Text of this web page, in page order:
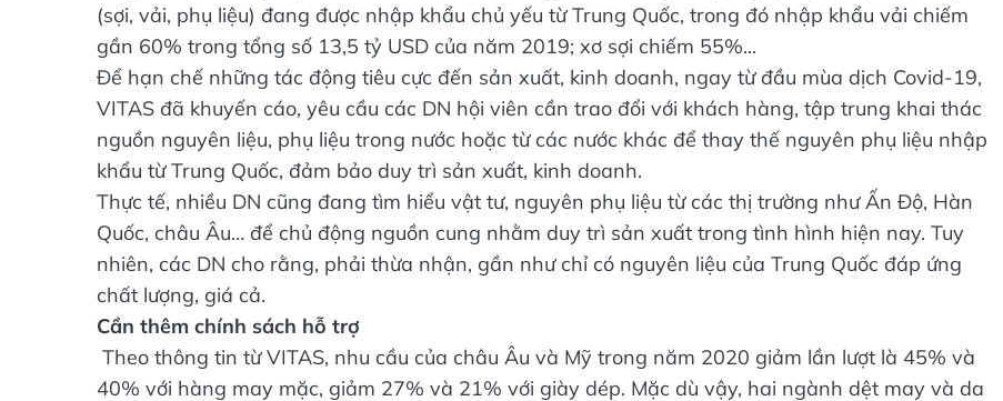
(sợi, vải, phụ liệu) đang được nhập khẩu chủ yếu từ Trung Quốc, trong đó nhập khẩu vải chiếm
gần 60% trong tổng số 13,5 tỷ USD của năm 2019; xơ sợi chiếm 55%...
Để hạn chế những tác động tiêu cực đến sản xuất, kinh doanh, ngay từ đầu mùa dịch Covid-19,
VITAS đã khuyến cáo, yêu cầu các DN hội viên cần trao đổi với khách hàng, tập trung khai thác
nguồn nguyên liệu, phụ liệu trong nước hoặc từ các nước khác để thay thế nguyên phụ liệu nhập
khẩu từ Trung Quốc, đảm bảo duy trì sản xuất, kinh doanh.
Thực tế, nhiều DN cũng đang tìm hiểu vật tư, nguyên phụ liệu từ các thị trường như Ấn Độ, Hàn
Quốc, châu Âu… để chủ động nguồn cung nhằm duy trì sản xuất trong tình hình hiện nay. Tuy
nhiên, các DN cho rằng, phải thừa nhận, gần như chỉ có nguyên liệu của Trung Quốc đáp ứng
chất lượng, giá cả.
Cần thêm chính sách hỗ trợ
Theo thông tin từ VITAS, nhu cầu của châu Âu và Mỹ trong năm 2020 giảm lần lượt là 45% và
40% với hàng may mặc, giảm 27% và 21% với giày dép. Mặc dù vậy, hai ngành dệt may và da